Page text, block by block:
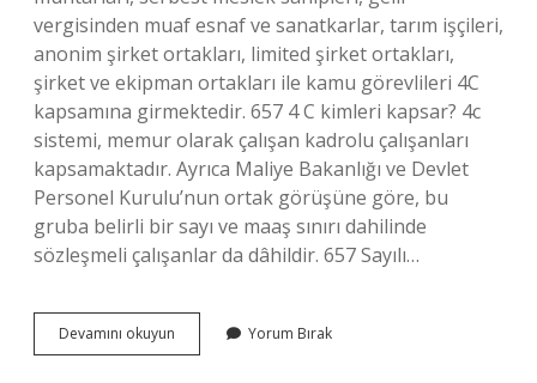
vergisinden muaf esnaf ve sanatkarlar, tarım işçileri,
anonim şirket ortakları, limited şirket ortakları,
şirket ve ekipman ortakları ile kamu görevlileri 4C
kapsamına girmektedir. 657 4 C kimleri kapsar? 4c
sistemi, memur olarak çalışan kadrolu çalışanları
kapsamaktadır. Ayrıca Maliye Bakanlığı ve Devlet
Personel Kurulu’nun ortak görüşüne göre, bu
gruba belirli bir sayı ve maaş sınırı dahilinde
sözleşmeli çalışanlar da dâhildir. 657 Sayılı…
Devamını okuyun
Devlet
Yorum Bırak